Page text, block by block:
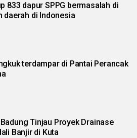
833 dapur SPPG bermasalah di
daerah di Indonesia
terdampar di Pantai Perancak
Tinjau Proyek Drainase
Banjir di Kuta